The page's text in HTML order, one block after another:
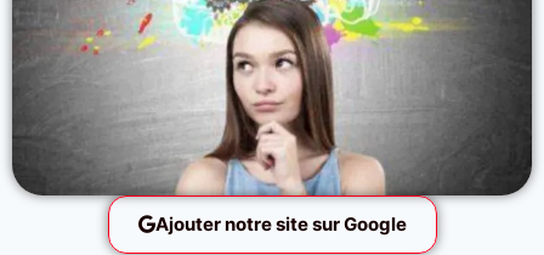
Ajouter notre site sur Google